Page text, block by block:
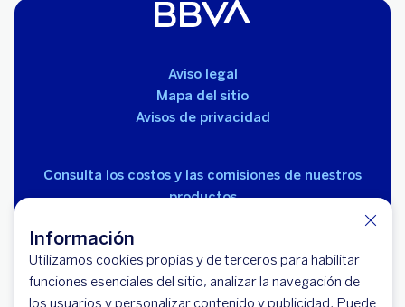
Información
Utilizamos cookies propias y de terceros para habilitar
funciones esenciales del sitio, analizar la navegación de
los usuarios y personalizar contenido y publicidad. Puede
Aviso legal
Mapa del sitio
Avisos de privacidad
Consulta los costos y las comisiones de nuestros
productos